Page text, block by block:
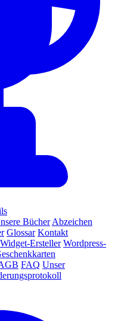
Bücher Abzeichen
Glossar Kontakt
Widget-Ersteller Wordpress-
FAQ Unser